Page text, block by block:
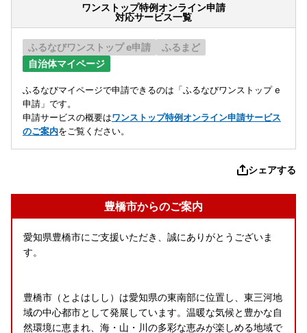
ワンストップ特例オンライン申請
対応サービス一覧
ふるなびワンストップ e申請
ふるまど
自治体マイページ
ふるなびマイページで申請できるのは「ふるなびワンストップ e
申請」です。
申請サービスの概要はワンストップ特例オンライン申請サービス
のご案内をご覧ください。
シェアする
豊橋市からのご案内
愛知県豊橋市にご支援いただき、誠にありがとうございま
す。
豊橋市（とよはしし）は愛知県の東南部に位置し、東三河地
域の中心都市として発展しています。温暖な気候と豊かな自
然環境に恵まれ、海・山・川の多彩な恵みが楽しめる地域で